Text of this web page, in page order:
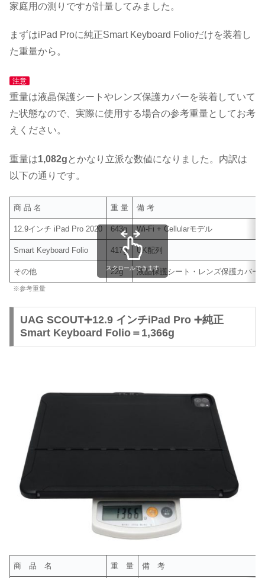
家庭用の測りですが計量してみました。
まずはiPad Proに純正Smart Keyboard Folioだけを装着し
た重量から。
注意
重量は液晶保護シートやレンズ保護カバーを装着していて
た状態なので、実際に使用する場合の参考重量としてお考
えください。
重量は1,082g とかなり立派な数値になりました。内訳は
以下の通りです。
商 品 名 重 量 備 考
12.9インチ iPad Pro 2020 643g Wi-Fi + Cellularモデル
Smart Keyboard Folio 417g UK配列
その他 22g 液晶保護シート・レンズ保護カバー
スクロールできます
※参考重量
UAG SCOUT➕12.9 インチiPad Pro ➕純正
Smart Keyboard Folio＝1,366g
商 品 名 重 量 備 考